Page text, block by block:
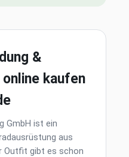
&
kaufen
GmbH ist ein
aus
Outfit gibt es schon